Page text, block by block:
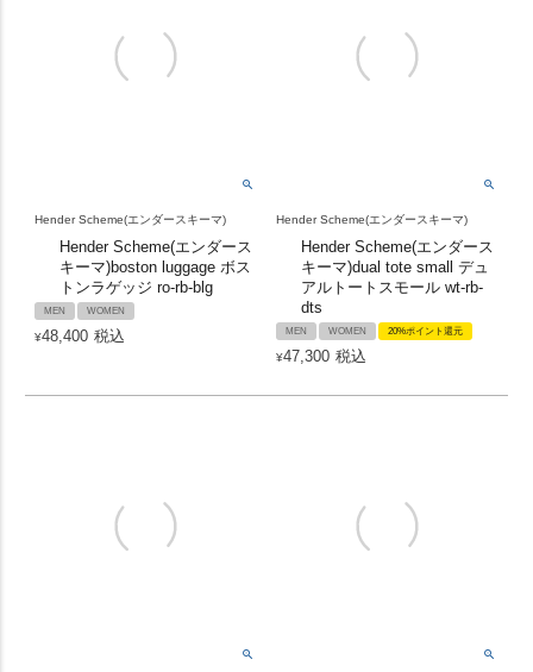
Hender Scheme(エンダースキーマ)
Hender Scheme(エンダース
キーマ)boston luggage ボス
トンラゲッジ ro-rb-blg
MEN WOMEN
¥48,400 税込
Hender Scheme(エンダースキーマ)
Hender Scheme(エンダース
キーマ)dual tote small デュ
アルトートスモール wt-rb-
dts
MEN WOMEN 20%ポイント還元
¥47,300 税込